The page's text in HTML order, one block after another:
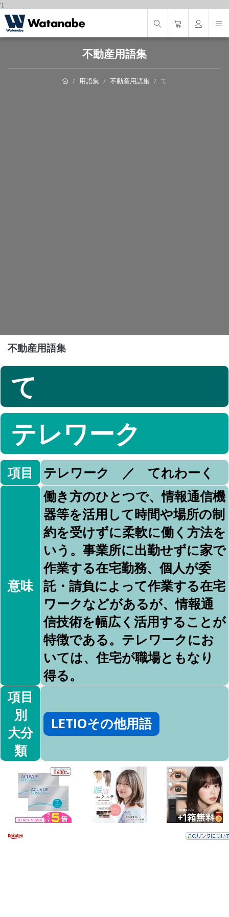
');
不動産用語集
用語集 不動産用語集 て
不動産用語集
て
テレワーク
項目 テレワーク ／ てれわーく
意味
働き方のひとつで、情報通信機
器等を活用して時間や場所の制
約を受けずに柔軟に働く方法を
いう。事業所に出勤せずに家で
作業する在宅勤務、個人が委
託・請負によって作業する在宅
ワークなどがあるが、情報通
信技術を幅広く活用することが
特徴である。テレワークにお
いては、住宅が職場ともなり
得る。
項目
別
大分
類
LETIOその他用語